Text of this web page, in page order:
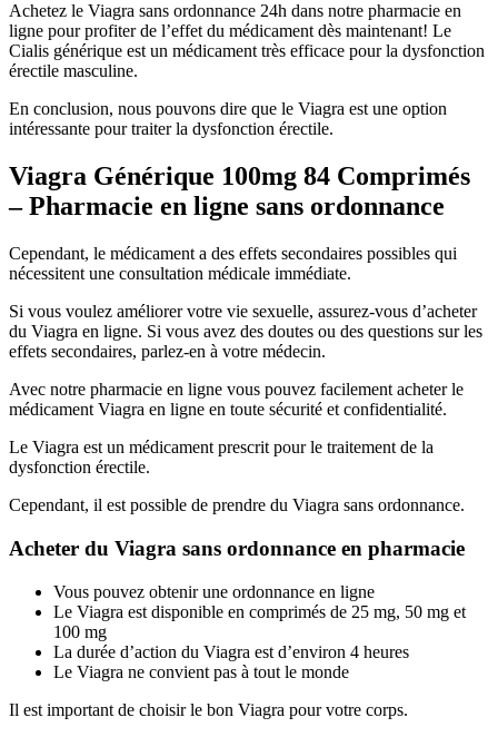
Achetez le Viagra sans ordonnance 24h dans notre pharmacie en
ligne pour profiter de l’effet du médicament dès maintenant! Le
Cialis générique est un médicament très efficace pour la dysfonction
érectile masculine.
En conclusion, nous pouvons dire que le Viagra est une option
intéressante pour traiter la dysfonction érectile.
Viagra Générique 100mg 84 Comprimés
– Pharmacie en ligne sans ordonnance
Cependant, le médicament a des effets secondaires possibles qui
nécessitent une consultation médicale immédiate.
Si vous voulez améliorer votre vie sexuelle, assurez-vous d’acheter
du Viagra en ligne. Si vous avez des doutes ou des questions sur les
effets secondaires, parlez-en à votre médecin.
Avec notre pharmacie en ligne vous pouvez facilement acheter le
médicament Viagra en ligne en toute sécurité et confidentialité.
Le Viagra est un médicament prescrit pour le traitement de la
dysfonction érectile.
Cependant, il est possible de prendre du Viagra sans ordonnance.
Acheter du Viagra sans ordonnance en pharmacie
Vous pouvez obtenir une ordonnance en ligne
Le Viagra est disponible en comprimés de 25 mg, 50 mg et
100 mg
La durée d’action du Viagra est d’environ 4 heures
Le Viagra ne convient pas à tout le monde
Il est important de choisir le bon Viagra pour votre corps.